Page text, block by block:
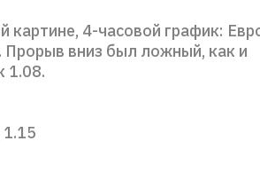
картине, 4-часовой график:
Прорыв вниз был ложный, как и
1.08.
1.15